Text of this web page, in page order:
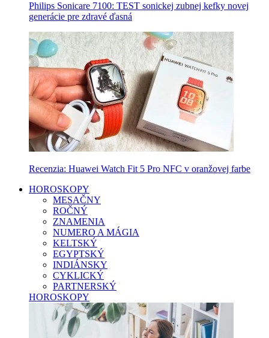
Philips Sonicare 7100: TEST sonickej zubnej kefky novej
generácie pre zdravé ďasná
Recenzia: Huawei Watch Fit 5 Pro NFC v oranžovej farbe
HOROSKOPY
MESAČNY
ROČNÝ
ZNAMENIA
NUMERO A MÁGIA
KELTSKÝ
EGYPTSKÝ
INDIÁNSKY
CYKLICKÝ
PARTNERSKÝ
HOROSKOPY